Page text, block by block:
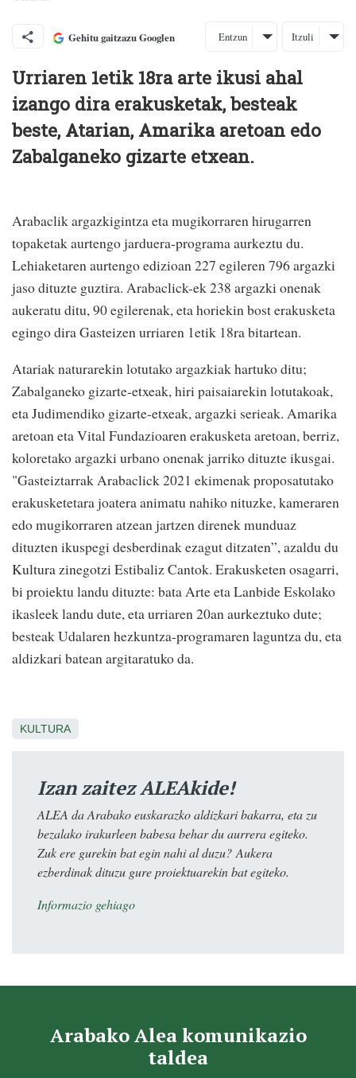
Gehitu gaitzazu Googlen Entzun Itzuli
Urriaren 1etik 18ra arte ikusi ahal
izango dira erakusketak, besteak
beste, Atarian, Amarika aretoan edo
Zabalganeko gizarte etxean.
Arabaclik argazkigintza eta mugikorraren hirugarren
topaketak aurtengo jarduera-programa aurkeztu du.
Lehiaketaren aurtengo edizioan 227 egileren 796 argazki
jaso dituzte guztira. Arabaclick-ek 238 argazki onenak
aukeratu ditu, 90 egilerenak, eta horiekin bost erakusketa
egingo dira Gasteizen urriaren 1etik 18ra bitartean.
Atariak naturarekin lotutako argazkiak hartuko ditu;
Zabalganeko gizarte-etxeak, hiri paisaiarekin lotutakoak,
eta Judimendiko gizarte-etxeak, argazki serieak. Amarika
aretoan eta Vital Fundazioaren erakusketa aretoan, berriz,
koloretako argazki urbano onenak jarriko dituzte ikusgai.
"Gasteiztarrak Arabaclick 2021 ekimenak proposatutako
erakusketetara joatera animatu nahiko nituzke, kameraren
edo mugikorraren atzean jartzen direnek munduaz
dituzten ikuspegi desberdinak ezagut ditzaten”, azaldu du
Kultura zinegotzi Estibaliz Cantok. Erakusketen osagarri,
bi proiektu landu dituzte: bata Arte eta Lanbide Eskolako
ikasleek landu dute, eta urriaren 20an aurkeztuko dute;
besteak Udalaren hezkuntza-programaren laguntza du, eta
aldizkari batean argitaratuko da.
KULTURA
Izan zaitez ALEAkide!
ALEA da Arabako euskarazko aldizkari bakarra, eta zu
bezalako irakurleen babesa behar du aurrera egiteko.
Zuk ere gurekin bat egin nahi al duzu? Aukera
ezberdinak dituzu gure proiektuarekin bat egiteko.
Informazio gehiago
Arabako Alea komunikazio
taldea